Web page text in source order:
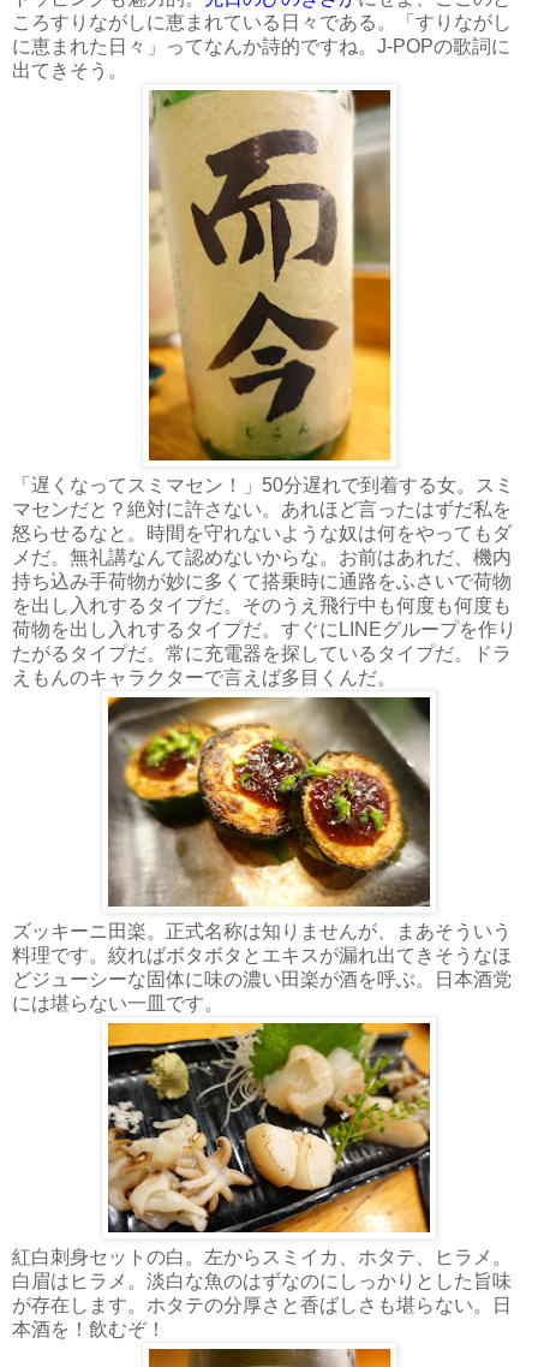
ころすりながしに恵まれている日々である。「すりながし
に恵まれた日々」ってなんか詩的ですね。J-POPの歌詞に
出てきそう。
「遅くなってスミマセン！」50分遅れで到着する女。スミ
マセンだと？絶対に許さない。あれほど言ったはずだ私を
怒らせるなと。時間を守れないような奴は何をやってもダ
メだ。無礼講なんて認めないからな。お前はあれだ、機内
持ち込み手荷物が妙に多くて搭乗時に通路をふさいで荷物
を出し入れするタイプだ。そのうえ飛行中も何度も何度も
荷物を出し入れするタイプだ。すぐにLINEグループを作り
たがるタイプだ。常に充電器を探しているタイプだ。ドラ
えもんのキャラクターで言えば多目くんだ。
ズッキーニ田楽。正式名称は知りませんが、まあそういう
料理です。絞ればボタボタとエキスが漏れ出てきそうなほ
どジューシーな固体に味の濃い田楽が酒を呼ぶ。日本酒党
には堪らない一皿です。
紅白刺身セットの白。左からスミイカ、ホタテ、ヒラメ。
白眉はヒラメ。淡白な魚のはずなのにしっかりとした旨味
が存在します。ホタテの分厚さと香ばしさも堪らない。日
本酒を！飲むぞ！